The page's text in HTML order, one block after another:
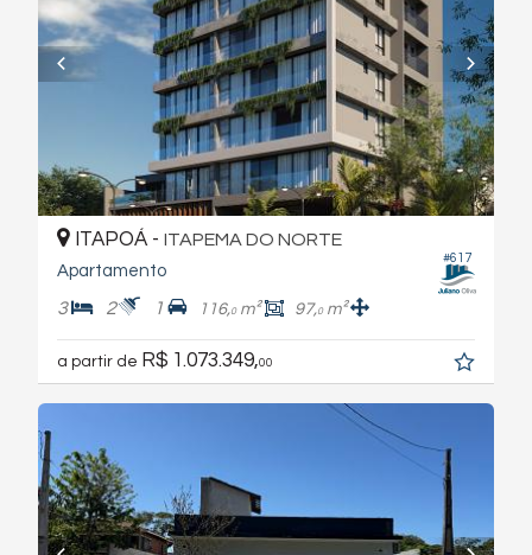
#617
ITAPOÁ - ITAPEMA DO NORTE
Apartamento
3 2 1 116,0m² 97,0m²
a partir de R$ 1.073.349,00